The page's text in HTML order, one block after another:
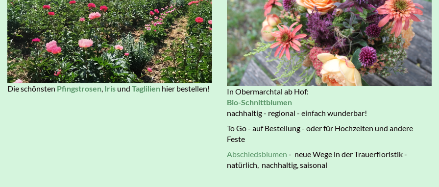
Die schönsten Pfingstrosen, Iris und Taglilien hier bestellen!
In Obermarchtal ab Hof:
Bio-Schnittblumen
nachhaltig - regional - einfach wunderbar!
To Go - auf Bestellung - oder für Hochzeiten und andere
Feste
Abschiedsblumen - neue Wege in der Trauerfloristik -
natürlich, nachhaltig, saisonal